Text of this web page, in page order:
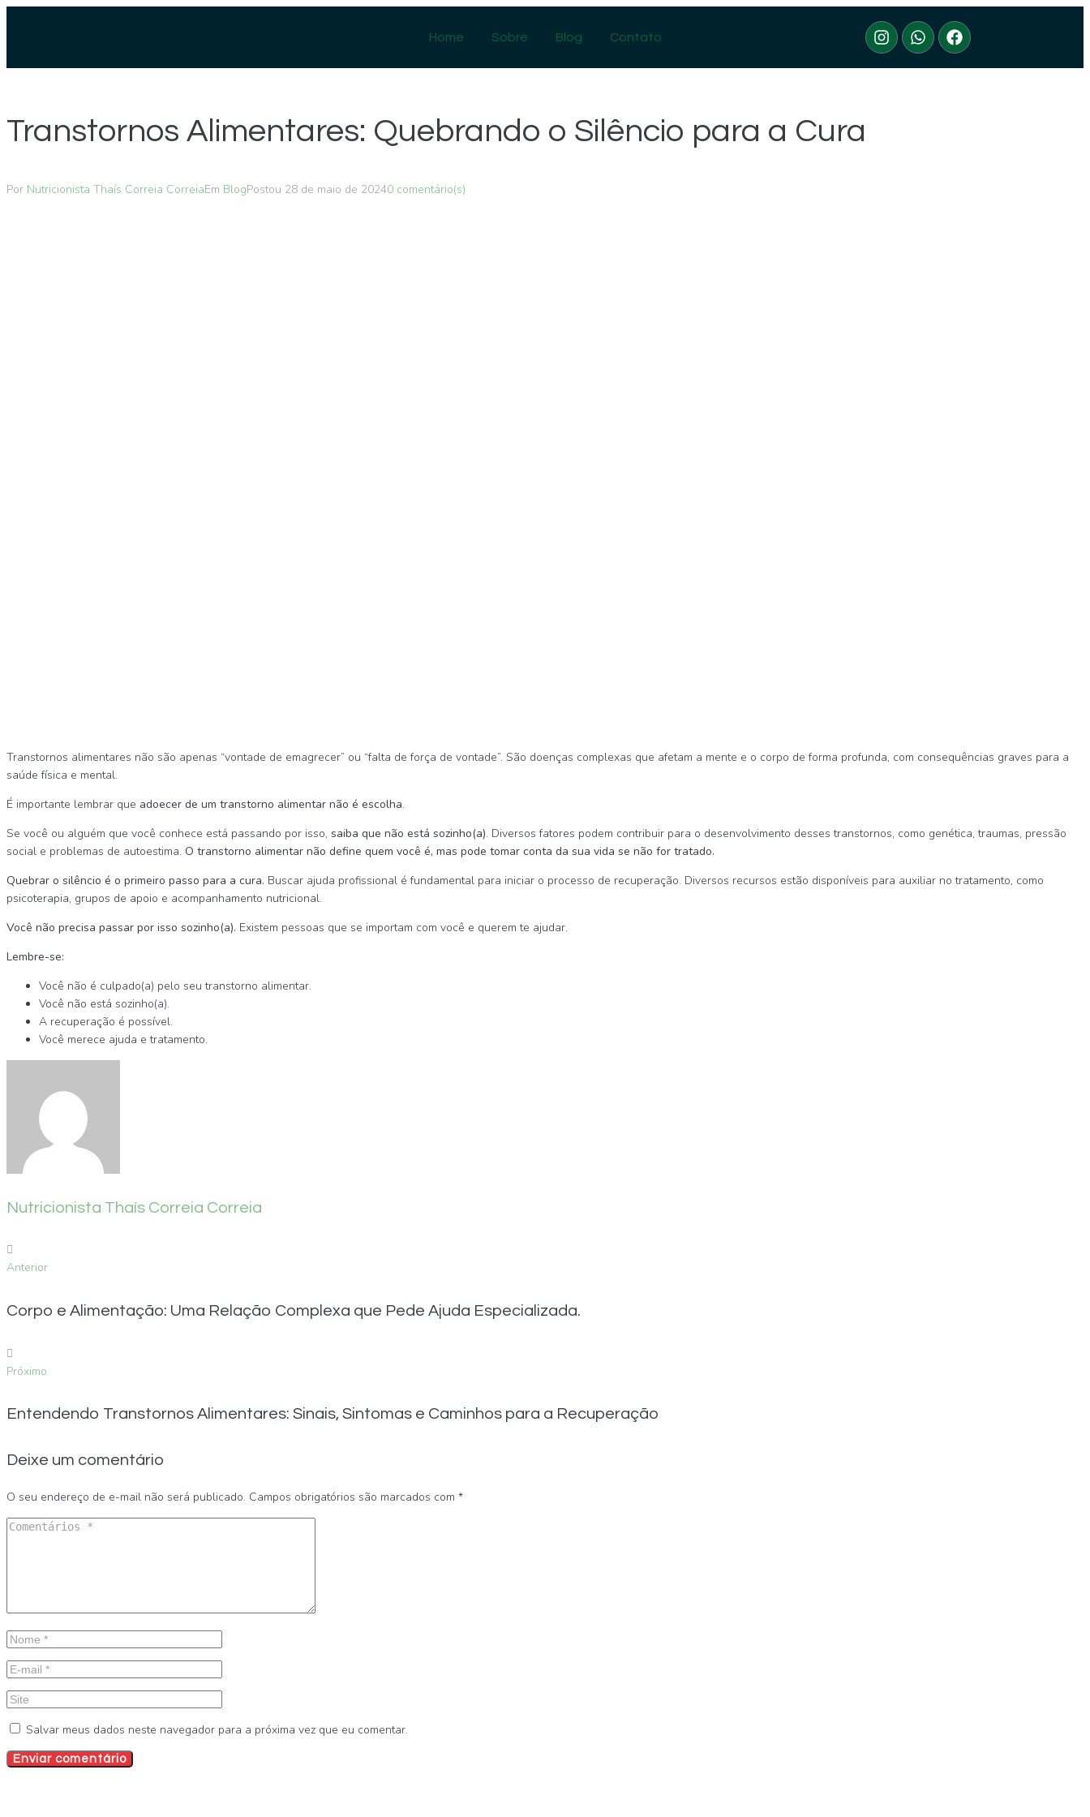
Home Sobre Blog Contato
Transtornos Alimentares: Quebrando o Silêncio para a Cura
Por Nutricionista Thaís Correia CorreiaEm BlogPostou 28 de maio de 20240 comentário(s)
Transtornos alimentares não são apenas “vontade de emagrecer” ou “falta de força de vontade”. São doenças complexas que afetam a mente e o corpo de forma profunda, com consequências graves para a
saúde física e mental.
É importante lembrar que adoecer de um transtorno alimentar não é escolha.
Se você ou alguém que você conhece está passando por isso, saiba que não está sozinho(a). Diversos fatores podem contribuir para o desenvolvimento desses transtornos, como genética, traumas, pressão
social e problemas de autoestima. O transtorno alimentar não define quem você é, mas pode tomar conta da sua vida se não for tratado.
Quebrar o silêncio é o primeiro passo para a cura. Buscar ajuda profissional é fundamental para iniciar o processo de recuperação. Diversos recursos estão disponíveis para auxiliar no tratamento, como
psicoterapia, grupos de apoio e acompanhamento nutricional.
Você não precisa passar por isso sozinho(a). Existem pessoas que se importam com você e querem te ajudar.
Lembre-se:
Você não é culpado(a) pelo seu transtorno alimentar.
Você não está sozinho(a).
A recuperação é possível.
Você merece ajuda e tratamento.
Nutricionista Thaís Correia Correia
Anterior
Corpo e Alimentação: Uma Relação Complexa que Pede Ajuda Especializada.
Próximo
Entendendo Transtornos Alimentares: Sinais, Sintomas e Caminhos para a Recuperação
Deixe um comentário
O seu endereço de e-mail não será publicado. Campos obrigatórios são marcados com *
Salvar meus dados neste navegador para a próxima vez que eu comentar.